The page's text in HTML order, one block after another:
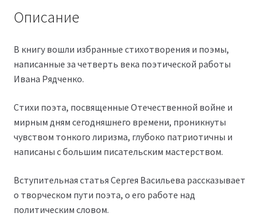
Описание
В книгу вошли избранные стихотворения и поэмы,
написанные за четверть века поэтической работы
Ивана Рядченко.
Стихи поэта, посвященные Отечественной войне и
мирным дням сегодняшнего времени, проникнуты
чувством тонкого лиризма, глубоко патриотичны и
написаны с большим писательским мастерством.
Вступительная статья Сергея Васильева рассказывает
о творческом пути поэта, о его работе над
политическим словом.